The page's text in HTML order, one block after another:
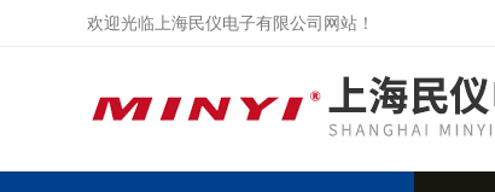
欢迎光临上海民仪电子有限公司网站！